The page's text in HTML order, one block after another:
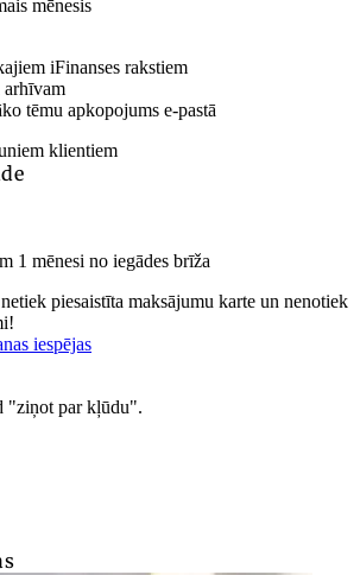
mēnesis
iFinanses rakstiem
arhīvam
tēmu apkopojums e-pastā
klientiem
1 mēnesi no iegādes brīža
piesaistīta maksājumu karte un nenotiek
iespējas
"ziņot par kļūdu".